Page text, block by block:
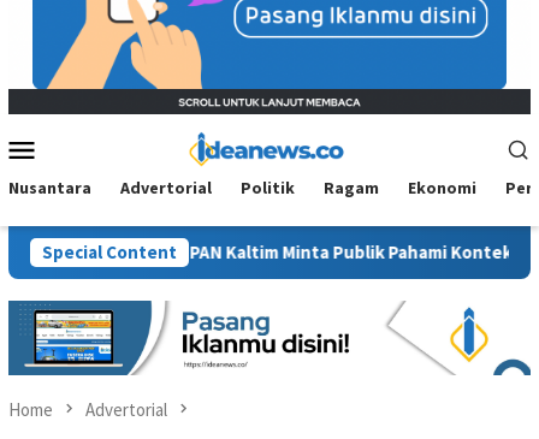
Menu
Nusantara Advertorial Politik Ragam Ekonomi
Special Content
BM PAN Kaltim Minta Publik Pahami Konteks Pidato Secara
Home Advertorial